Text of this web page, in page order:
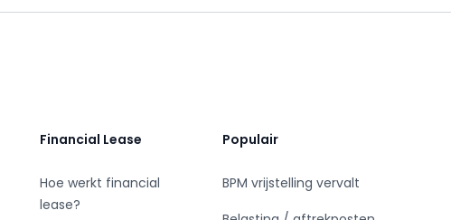
Financial Lease
Hoe werkt financial
lease?
Populair
BPM vrijstelling vervalt